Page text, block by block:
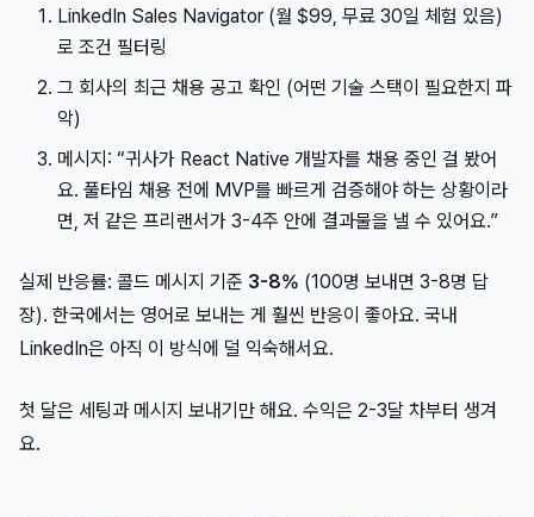
LinkedIn Sales Navigator (월 $99, 무료 30일 체험 있음)
로 조건 필터링
그 회사의 최근 채용 공고 확인 (어떤 기술 스택이 필요한지 파
악)
메시지: “귀사가 React Native 개발자를 채용 중인 걸 봤어
요. 풀타임 채용 전에 MVP를 빠르게 검증해야 하는 상황이라
면, 저 같은 프리랜서가 3-4주 안에 결과물을 낼 수 있어요.”
실제 반응률: 콜드 메시지 기준 3-8% (100명 보내면 3-8명 답
장). 한국에서는 영어로 보내는 게 훨씬 반응이 좋아요. 국내
LinkedIn은 아직 이 방식에 덜 익숙해서요.
첫 달은 세팅과 메시지 보내기만 해요. 수익은 2-3달 차부터 생겨
요.